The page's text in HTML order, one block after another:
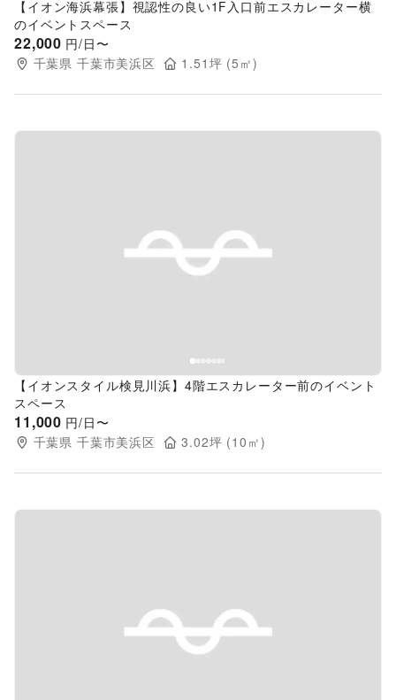
【イオン海浜幕張】視認性の良い1F入口前エスカレーター横
のイベントスペース
22,000 円/日〜
千葉県 千葉市美浜区 1.51 坪 (5 ㎡)
Previous slide
【イオンスタイル検見川浜】4階エスカレーター前のイベント
スペース
11,000 円/日〜
千葉県 千葉市美浜区 3.02坪 (10 ㎡)
Previous slide